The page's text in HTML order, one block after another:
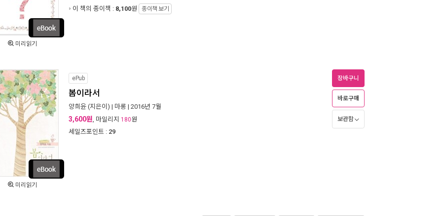
미리읽기
이 책의 종이책 : 8,100원 종이책 보기
미리읽기
ePub
봄이라서
양희윤 (지은이) | 마롱 | 2016년 7월
3,600원, 마일리지 180원
세일즈포인트 : 29
장바구니
바로구매
보관함